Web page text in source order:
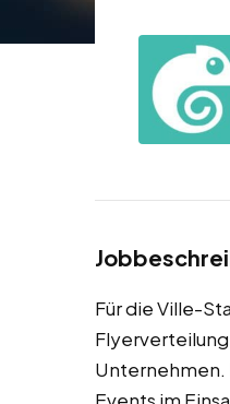
Für die Ville-
Unternehmen.